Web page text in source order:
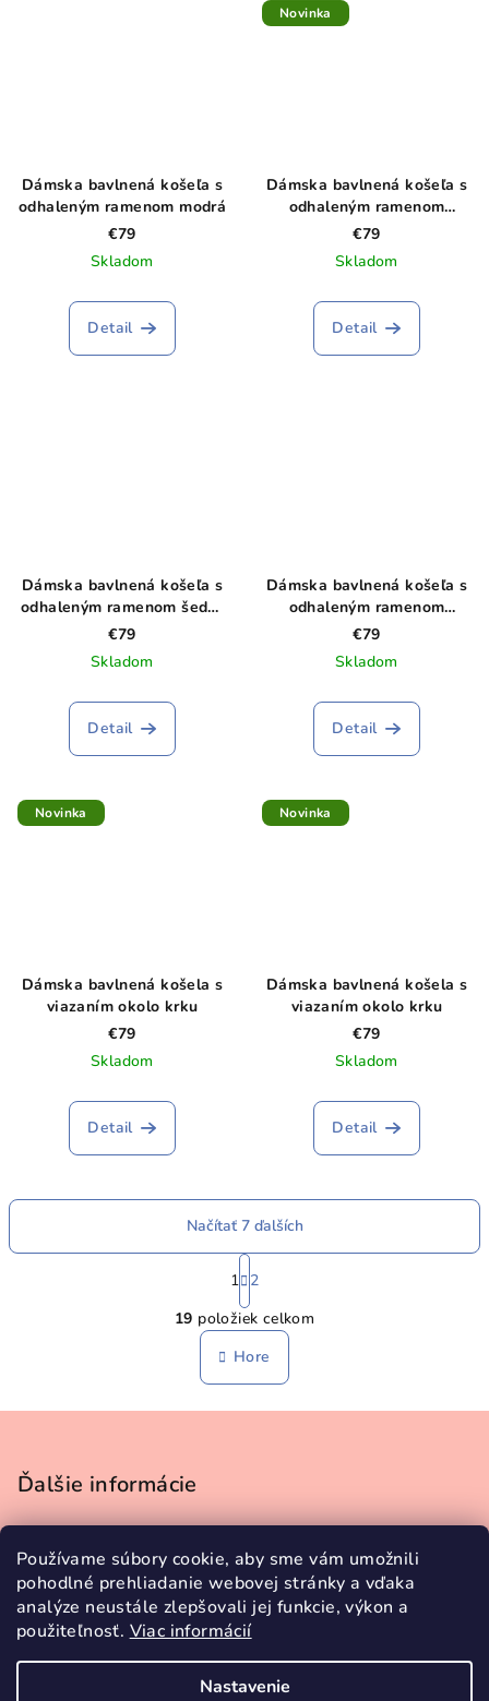
Používame súbory cookie, aby sme vám umožnili
pohodlné prehliadanie webovej stránky a vďaka
analýze neustále zlepšovali jej funkcie, výkon a
použiteľnosť. Viac informácií
Nastavenie
Dámska bavlnená košeľa s
odhaleným ramenom modrá
€79
Skladom
Detail
Novinka
Dámska bavlnená košeľa s
odhaleným ramenom
ružová
€79
Skladom
Detail
Dámska bavlnená košeľa s
odhaleným ramenom šedo-
modrá
€79
Skladom
Detail
Dámska bavlnená košeľa s
odhaleným ramenom
zelená
€79
Skladom
Detail
Novinka
Dámska bavlnená košela s
viazaním okolo krku
€79
Skladom
Detail
Novinka
Dámska bavlnená košela s
viazaním okolo krku
€79
Skladom
Detail
O
v
l
á
d
p
r
v
k
y
v
ý
Načítať 7 ďalších
S
t
r
á
n
k
o
v
1 2
19 položiek celkom
Hore
ä
Ďalšie informácie
Podmienky ochrany osobných údajov
Doprava a platba
Vrátenie tovaru
Tabuľka veľkostí
Kontakty